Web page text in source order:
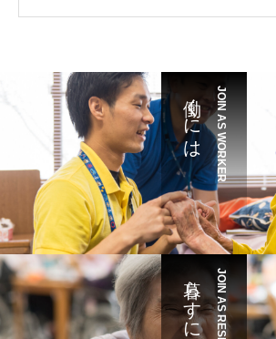
JOIN AS WORKER
働くには
暮らすには